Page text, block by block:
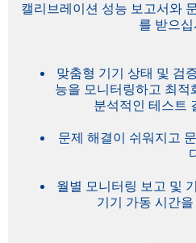
캘리브레이션 성능 보고서와
를 받으십
맞춤형 기기 상태 및 검
능을 모니터링하고 최적
분석적인 테스트
문제 해결이 쉬워지고
월별 모니터링 보고 및
기기 가동 시간